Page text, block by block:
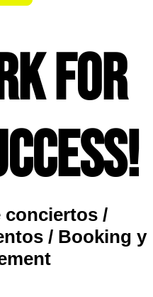
for
conciertos /
/ Booking y